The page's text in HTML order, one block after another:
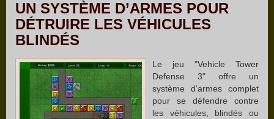
UN SYSTÈME D’ARMES POUR
DÉTRUIRE LES VÉHICULES
BLINDÉS
Le jeu "Vehicle Tower
Defense 3" offre un
système d’armes complet
pour se défendre contre
les véhicules, blindés ou